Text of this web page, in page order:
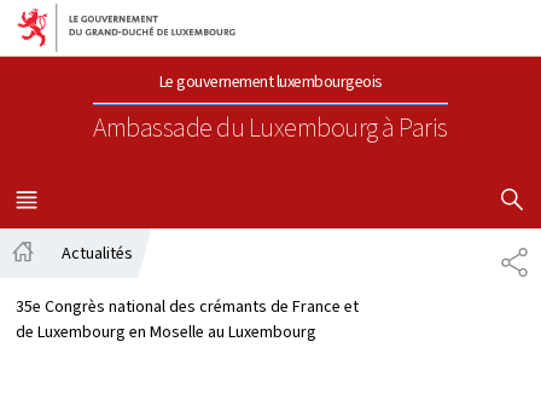
Aller au menu principal
Aller au contenu
Le gouvernement luxembourgeois
Ambassade du Luxembourgà Paris
MENU
PRINCIPAL
Actualités
35e Congrès national des crémants de France et
de Luxembourg en Moselle au Luxembourg